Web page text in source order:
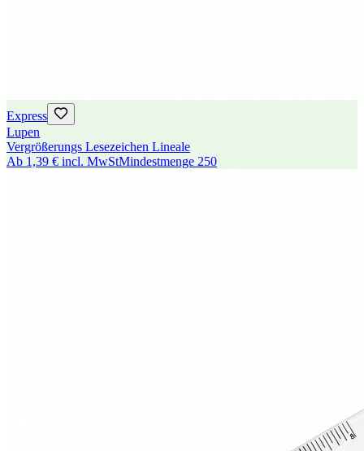
Express
Lupen
Vergrößerungs Lesezeichen Lineale
Ab 1,39 € incl. MwStMindestmenge 250